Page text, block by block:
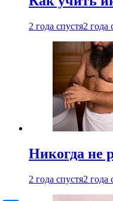
2 года спустя2 года
Никогда не
2 года спустя2 года